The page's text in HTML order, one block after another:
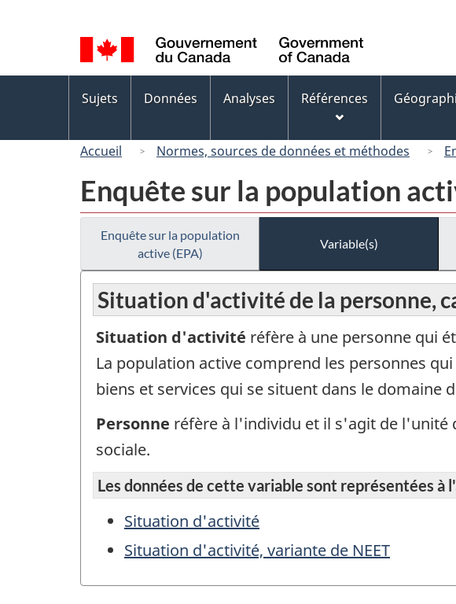
de
la
langue
Canada
des
Sujets Données Analyses Références
Accueil Normes, sources de données et méthodes
Enquête sur la population
Enquête sur la population
active (EPA)
Variable(s)
Situation d'activité de la personne,
Situation d'activité réfère à une personne qui
La population active comprend les personnes
biens et services qui se situent dans le domaine
Personne réfère à l'individu et il s'agit de l'unité
sociale.
Les données de cette variable sont représentées à
Situation d'activité
Situation d'activité, variante de NEET